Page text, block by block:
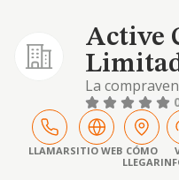
Active
La
accesorios
reparacion de
transporte en
fines turisti
LLAMARSITIO WEB CÓMO
LLEGAR